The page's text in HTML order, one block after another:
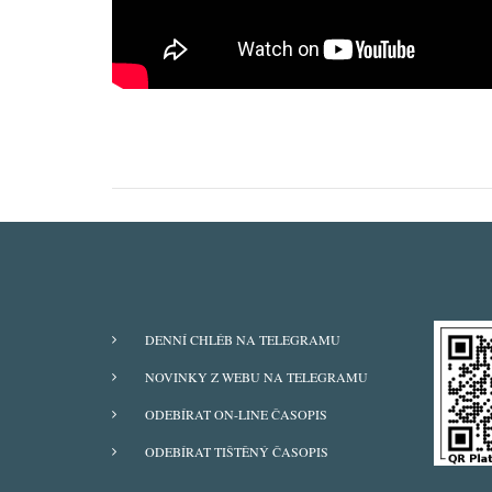
ODBĚRY
WEBU
DENNÍ CHLÉB NA TELEGRAMU
NOVINKY Z WEBU NA TELEGRAMU
ODEBÍRAT ON-LINE ČASOPIS
ODEBÍRAT TIŠTĚNÝ ČASOPIS